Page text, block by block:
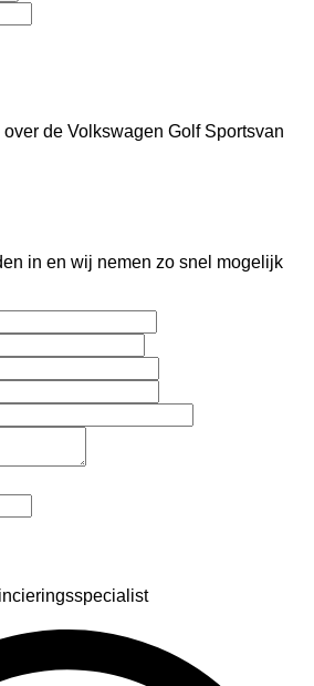
over de Volkswagen Golf Sportsvan
in en wij nemen zo snel mogelijk